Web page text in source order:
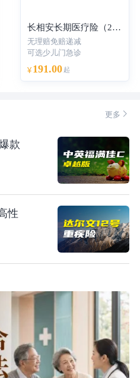
长相安长期医疗险（20年保证续保）—个人版
无理赔免赔递减
可选少儿门急诊
¥ 191.00 起
更多 
款
性